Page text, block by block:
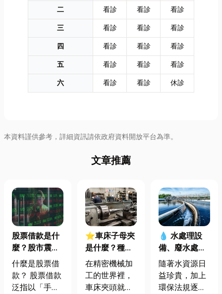
二
看診 看診
看診
三
看診 看診
看診
四
看診 看診
看診
五
看診 看診
看診
六
看診 看診 休診
本資料謹供參考，詳細資訊請依政府資料開放平台為準。
文章推薦
股票借款是什
麼？股市震盪|
股票借款、股
票質借、當鋪
借款完整比較
什麼是股票借
款？ 股票借款
泛指以「手中
⭐車床子母夾
是什麼？種
類、規格挑選
與台灣採購推
薦完整指南
在精密機械加
工的世界裡，
車床夾頭就像
💧 水處理設
備、廢水處理
工程與回收水
工程完整解析
｜打造高效率
隨著水資源日
益珍貴，加上
環保法規逐漸